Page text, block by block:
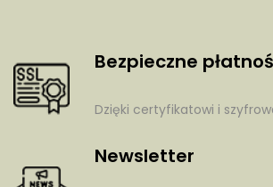
Bezpieczne
Dzięki certyfikatowi i
Newsletter